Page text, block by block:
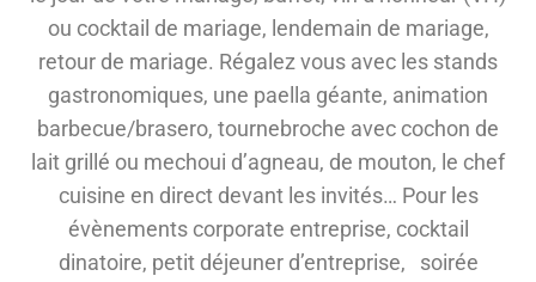
ou cocktail de mariage, lendemain de mariage,
retour de mariage. Régalez vous avec les stands
gastronomiques, une paella géante, animation
barbecue/brasero, tournebroche avec cochon de
lait grillé ou mechoui d’agneau, de mouton, le chef
cuisine en direct devant les invités… Pour les
évènements corporate entreprise, cocktail
dinatoire, petit déjeuner d’entreprise, soirée